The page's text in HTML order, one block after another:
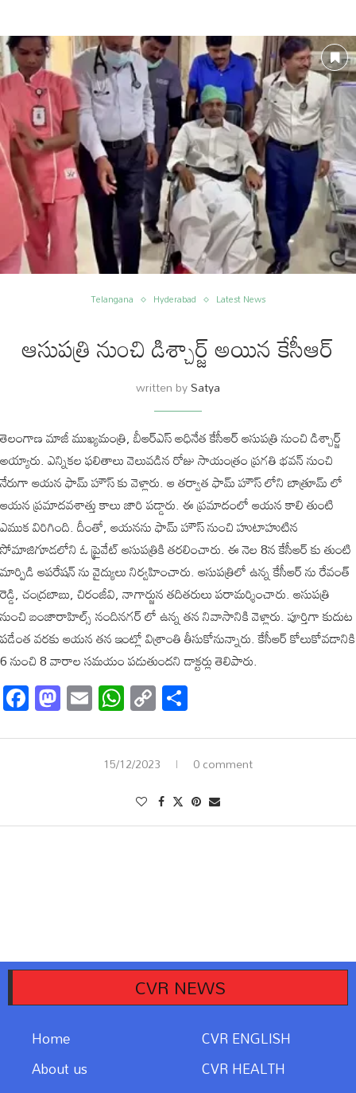
Telangana Hyderabad Latest News
ఆసుపత్రి నుంచి డిశ్చార్జ్ అయిన కేసీఆర్
written bySatya
తెలంగాణ మాజీ ముఖ్యమంత్రి, బీఆర్ఎస్ అధినేత కేసీఆర్ ఆసుపత్రి నుంచి డిశ్చార్జ్
అయ్యారు. ఎన్నికల ఫలితాలు వెలువడిన రోజు సాయంత్రం ప్రగతి భవన్ నుంచి
నేరుగా ఆయన ఫామ్ హౌస్ కు వెళ్లారు. ఆ తర్వాత ఫామ్ హౌస్ లోని బాత్రూమ్ లో
ఆయన ప్రమాదవశాత్తు కాలు జారి పడ్డారు. ఈ ప్రమాదంలో ఆయన కాలి తుంటి
ఎముక విరిగింది. దీంతో, ఆయనను ఫామ్ హౌస్ నుంచి హుటాహుటిన
సోమాజిగూడలోని ఓ ప్రైవేట్ ఆసుపత్రికి తరలించారు. ఈ నెల 8న కేసీఆర్ కు తుంటి
మార్పిడి ఆపరేషన్ ను వైద్యులు నిర్వహించారు. ఆసుపత్రిలో ఉన్న కేసీఆర్ ను రేవంత్
రెడ్డి, చంద్రబాబు, చిరంజీవి, నాగార్జున తదితరులు పరామర్శించారు. ఆసుపత్రి
నుంచి బంజారాహిల్స్ నందినగర్ లో ఉన్న తన నివాసానికి వెళ్లారు. పూర్తిగా కుదుట
పడేంత వరకు ఆయన తన ఇంట్లో విశ్రాంతి తీసుకోనున్నారు. కేసీఆర్ కోలుకోవడానికి
6 నుంచి 8 వారాల సమయం పడుతుందని డాక్టర్లు తెలిపారు.
Facebook
Mastodon
EmailWhatsApp
Copy
Link
15/12/2023 0 comment
CVR NEWS
Home
CVR ENGLISH
About us
CVR HEALTH